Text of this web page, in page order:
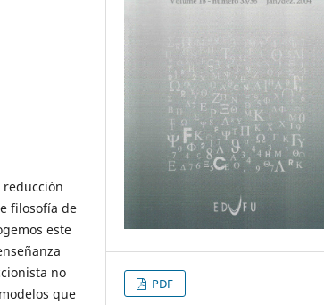
filosofía de
este
no
que
PDF